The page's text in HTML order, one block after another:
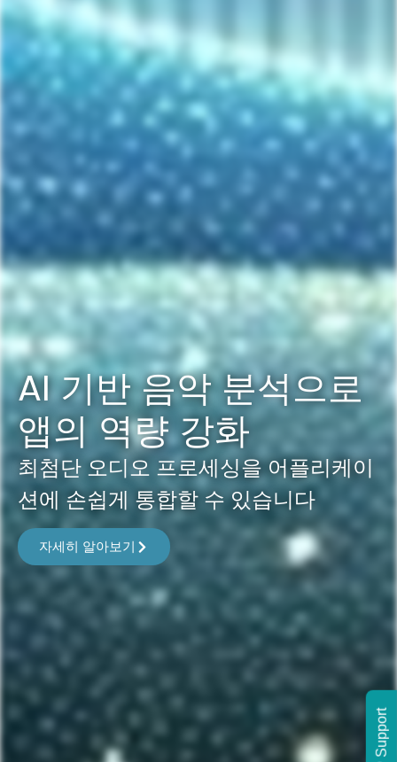
AI 기반 음악 분석으로
앱의 역량 강화
최첨단 오디오 프로세싱을 어플리케이
션에 손쉽게 통합할 수 있습니다
자세히 알아보기
Support